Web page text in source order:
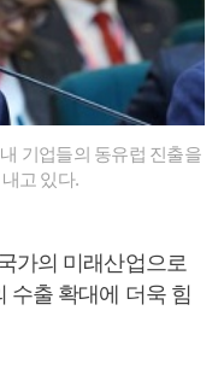
기업들의 동유럽 진출을
고 있다.
가의 미래산업으로
수출 확대에 더욱 힘